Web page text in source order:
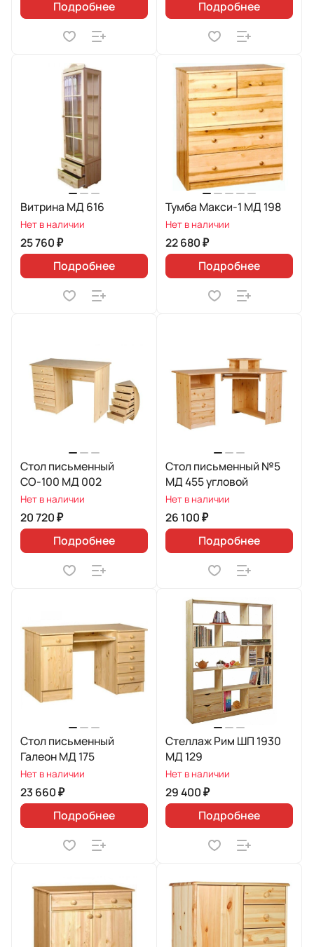
Подробнее
Подробнее
Витрина МД 616
Нет в наличии
25 760 ₽
Подробнее
Тумба Макси-1 МД 198
Нет в наличии
22 680 ₽
Подробнее
Стол письменный
СО-100 МД 002
Нет в наличии
20 720 ₽
Подробнее
Стол письменный №5
МД 455 угловой
Нет в наличии
26 100 ₽
Подробнее
Стол письменный
Галеон МД 175
Нет в наличии
23 660 ₽
Подробнее
Стеллаж Рим ШП 1930
МД 129
Нет в наличии
29 400 ₽
Подробнее